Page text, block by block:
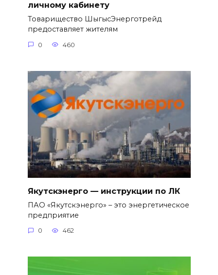
личному кабинету
Товарищество ШыгысЭнерготрейд
предоставляет жителям
0 460
Якутскэнерго — инструкции по ЛК
ПАО «Якутскэнерго» – это энергетическое
предприятие
0 462